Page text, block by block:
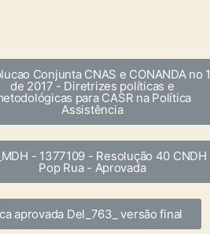
Conjunta CNAS e CONANDA no 1
de 2017 - Diretrizes políticas e
para CASR na Política
Assistência
- 1377109 - Resolução 40 CNDH
Pop Rua - Aprovada
aprovada Del_763_ versão final